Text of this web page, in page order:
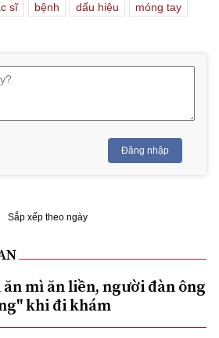
sĩ bệnh dấu hiệu móng tay
Đăng nhập
Sắp xếp theo ngày
mì ăn liền, người đàn ông
khi đi khám